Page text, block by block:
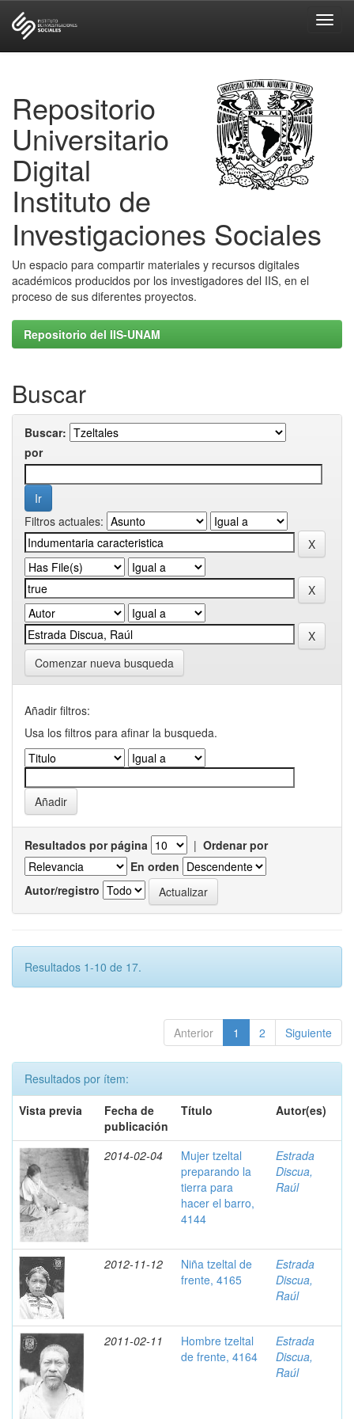
Repositorio
Universitario
Digital
Instituto de
Investigaciones Sociales
Un espacio para compartir materiales y recursos digitales
académicos producidos por los investigadores del IIS, en el
proceso de sus diferentes proyectos.
Repositorio del IIS-UNAM
Buscar
Buscar:
por
Filtros actuales:
Comenzar nueva busqueda
Añadir filtros:
Usa los filtros para afinar la busqueda.
Resultados por página | Ordenar por
En orden
Autor/registro
Resultados 1-10 de 17.
Anterior 1 2 Siguiente
Resultados por ítem:
Vista previa
Fecha de
publicación
Título Autor(es)
2014-02-04
Mujer tzeltal
preparando la
tierra para
hacer el barro,
4144
Estrada
Discua,
Raúl
2012-11-12
Niña tzeltal de
frente, 4165
Estrada
Discua,
Raúl
2011-02-11
Hombre tzeltal
de frente, 4164
Estrada
Discua,
Raúl